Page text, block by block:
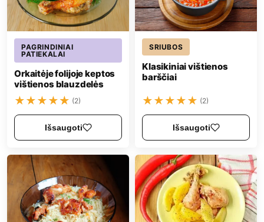
PAGRINDINIAI
PATIEKALAI
Orkaitėje folijoje keptos
vištienos blauzdelės
★★★★★ (2)
Išsaugoti
SRIUBOS
Klasikiniai vištienos
barščiai
★★★★★ (2)
Išsaugoti